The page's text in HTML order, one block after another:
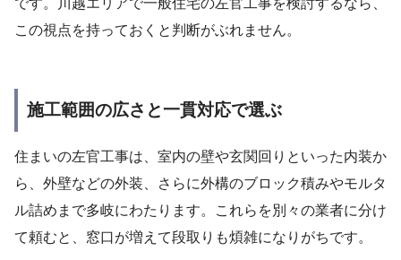
この視点を持っておくと判断がぶれません。
施工範囲の広さと一貫対応で選ぶ
住まいの左官工事は、室内の壁や玄関回りといった内装か
ら、外壁などの外装、さらに外構のブロック積みやモルタ
ル詰めまで多岐にわたります。これらを別々の業者に分け
て頼むと、窓口が増えて段取りも煩雑になりがちです。